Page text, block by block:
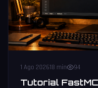
1 Ago 202618 min 94
Tutorial